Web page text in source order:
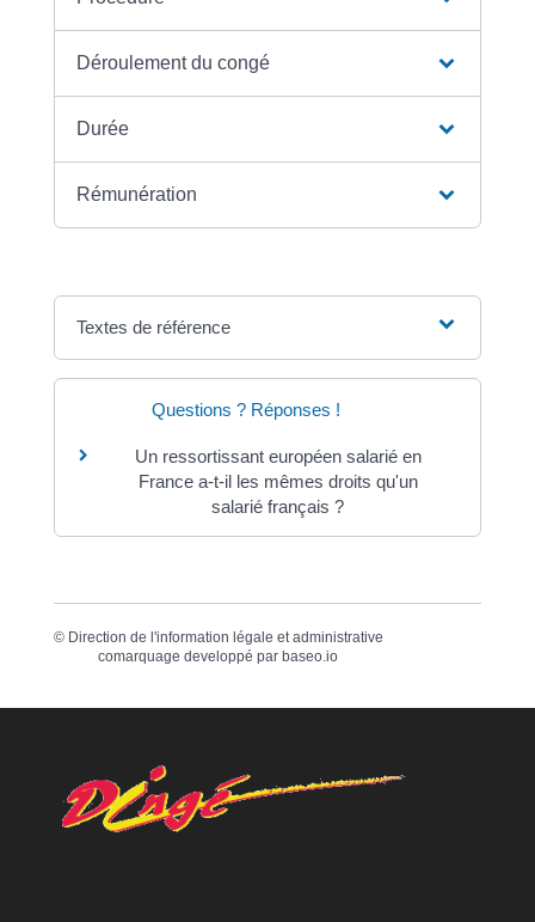
Déroulement du congé
Durée
Rémunération
Textes de référence
Questions ? Réponses !
Un ressortissant européen salarié en
France a-t-il les mêmes droits qu'un
salarié français ?
© Direction de l'information légale et administrative
comarquage developpé parbaseo.io